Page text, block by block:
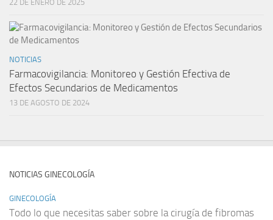
22 DE ENERO DE 2025
NOTICIAS
Farmacovigilancia: Monitoreo y Gestión Efectiva de
Efectos Secundarios de Medicamentos
13 DE AGOSTO DE 2024
NOTICIAS GINECOLOGÍA
GINECOLOGÍA
Todo lo que necesitas saber sobre la cirugía de fibromas